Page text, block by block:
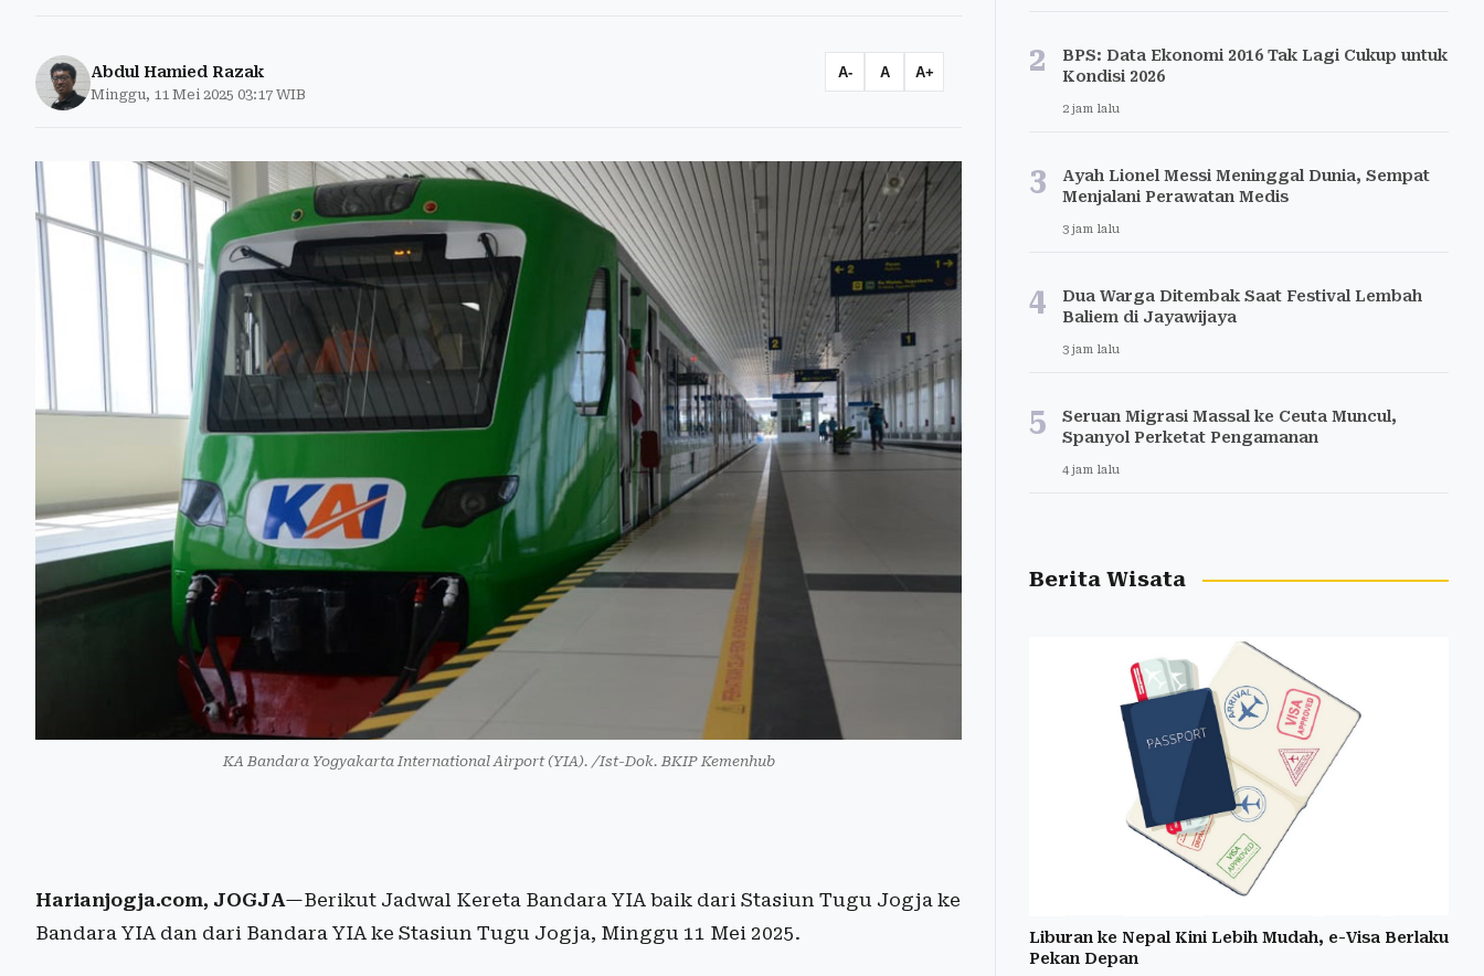
Abdul Hamied Razak
Minggu, 11 Mei 2025 03:17 WIB
A- A A+
KA Bandara Yogyakarta International Airport (YIA). /Ist-Dok. BKIP Kemenhub
Harianjogja.com, JOGJA—Berikut Jadwal Kereta Bandara YIA baik dari Stasiun Tugu Jogja ke
Bandara YIA dan dari Bandara YIA ke Stasiun Tugu Jogja, Minggu 11 Mei 2025.
2
BPS: Data Ekonomi 2016 Tak Lagi Cukup untuk
Kondisi 2026
2 jam lalu
3
Ayah Lionel Messi Meninggal Dunia, Sempat
Menjalani Perawatan Medis
3 jam lalu
4
Dua Warga Ditembak Saat Festival Lembah
Baliem di Jayawijaya
3 jam lalu
5
Seruan Migrasi Massal ke Ceuta Muncul,
Spanyol Perketat Pengamanan
4 jam lalu
Berita Wisata
Liburan ke Nepal Kini Lebih Mudah, e-Visa Berlaku
Pekan Depan